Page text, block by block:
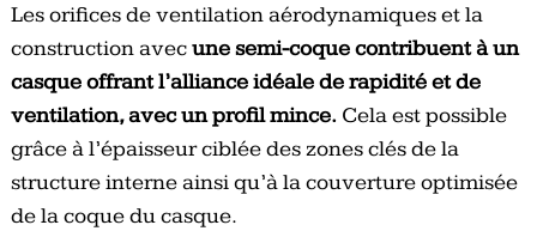
Les orifices de ventilation aérodynamiques et la
construction avecune semi-coque contribuent à un
casque offrant l’alliance idéale de rapidité et de
ventilation, avec un profil mince.Cela est possible
grâce à l’épaisseur ciblée des zones clés de la
structure interne ainsi qu’à la couverture optimisée
de la coque du casque.